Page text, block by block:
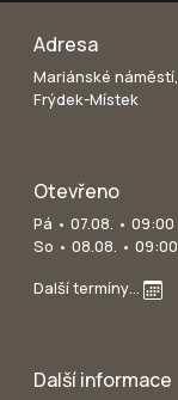
Adresa
Mariánské
Frýdek-Místek
Otevřeno
Pá • 07.08. • 09:00
So • 08.08. •
Další termíny…
Další informace